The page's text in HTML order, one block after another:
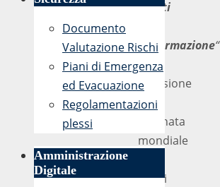
diritti
l’informazione“
in
occasione
della
Giornata
mondiale
diritti
Documento
Valutazione Rischi
Piani di Emergenza
ed Evacuazione
Regolamentazioni
plessi
Amministrazione
Digitale